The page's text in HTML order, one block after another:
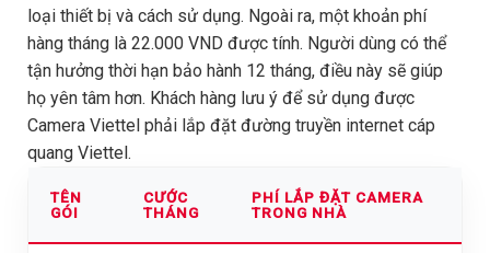
loại thiết bị và cách sử dụng. Ngoài ra, một khoản phí
hàng tháng là 22.000 VND được tính. Người dùng có thể
tận hưởng thời hạn bảo hành 12 tháng, điều này sẽ giúp
họ yên tâm hơn. Khách hàng lưu ý để sử dụng được
Camera Viettel phải lắp đặt đường truyền internet cáp
quang Viettel.
TÊN
GÓI
CƯỚC
THÁNG
PHÍ LẮP ĐẶT CAMERA
TRONG NHÀ